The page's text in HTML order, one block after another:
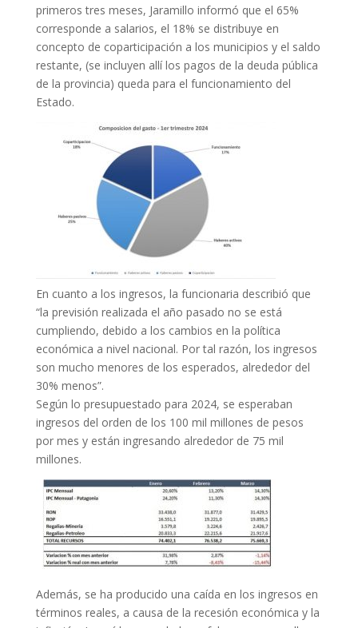
primeros tres meses, Jaramillo informó que el 65%
corresponde a salarios, el 18% se distribuye en
concepto de coparticipación a los municipios y el saldo
restante, (se incluyen allí los pagos de la deuda pública
de la provincia) queda para el funcionamiento del
Estado.
En cuanto a los ingresos, la funcionaria describió que
“la previsión realizada el año pasado no se está
cumpliendo, debido a los cambios en la política
económica a nivel nacional. Por tal razón, los ingresos
son mucho menores de los esperados, alrededor del
30% menos”.
Según lo presupuestado para 2024, se esperaban
ingresos del orden de los 100 mil millones de pesos
por mes y están ingresando alrededor de 75 mil
millones.
Además, se ha producido una caída en los ingresos en
términos reales, a causa de la recesión económica y la